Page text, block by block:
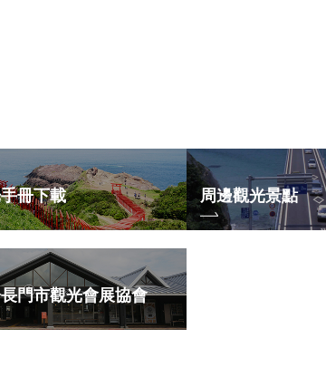
冊下載 周邊觀光景點
門市觀光會展協會